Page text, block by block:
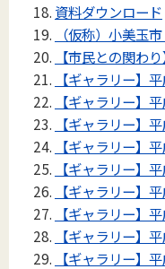
資料ダウンロード
（仮称）小美玉
【市民との関わり
【ギャラリー】
【ギャラリー】
【ギャラリー】
【ギャラリー】
【ギャラリー】
【ギャラリー】
【ギャラリー】
【ギャラリー】
【ギャラリー】